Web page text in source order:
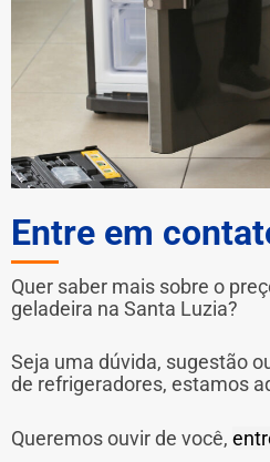
Entre em
Quer saber mais sobre o
geladeira na Santa Luzia?
Seja uma dúvida, sugestão
de refrigeradores, estamos
Queremos ouvir de você,